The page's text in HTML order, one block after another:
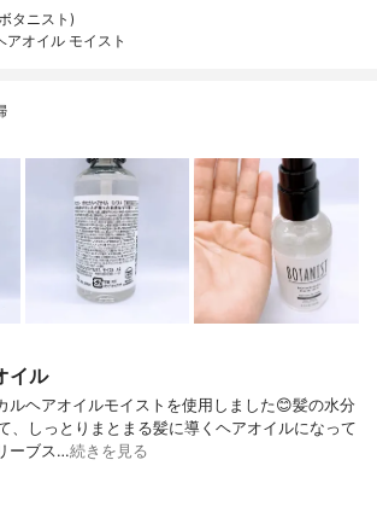
タニスト)
アオイル モイスト
イル
ルヘアオイルモイストを使用しました😊髪の水分
、しっとりまとまる髪に導くヘアオイルになって
ーブス…続きを見る